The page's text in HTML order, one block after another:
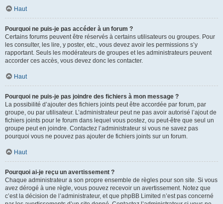
Haut
Pourquoi ne puis-je pas accéder à un forum ?
Certains forums peuvent être réservés à certains utilisateurs ou groupes. Pour
les consulter, les lire, y poster, etc., vous devez avoir les permissions s’y
rapportant. Seuls les modérateurs de groupes et les administrateurs peuvent
accorder ces accès, vous devez donc les contacter.
Haut
Pourquoi ne puis-je pas joindre des fichiers à mon message ?
La possibilité d’ajouter des fichiers joints peut être accordée par forum, par
groupe, ou par utilisateur. L’administrateur peut ne pas avoir autorisé l’ajout de
fichiers joints pour le forum dans lequel vous postez, ou peut-être que seul un
groupe peut en joindre. Contactez l’administrateur si vous ne savez pas
pourquoi vous ne pouvez pas ajouter de fichiers joints sur un forum.
Haut
Pourquoi ai-je reçu un avertissement ?
Chaque administrateur a son propre ensemble de règles pour son site. Si vous
avez dérogé à une règle, vous pouvez recevoir un avertissement. Notez que
c’est la décision de l’administrateur, et que phpBB Limited n’est pas concerné